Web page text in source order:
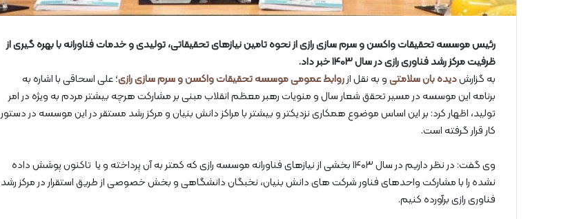
رئیس موسسه تحقیقات واکسن و سرم سازی رازی از نحوه تامین نیازهای تحقیقاتی، تولیدی و خدمات فناورانه با بهره گیری از
ظرفیت مرکز رشد فناوری رازی در سال ۱۴۰۳ خبر داد.
به گزارشدیده بان سلامتیو به نقل ازروابط عمومی موسسه تحقیقات واکسن و سرم سازی رازی؛ علی اسحاقی با اشاره به
برنامه این موسسه در مسیر تحقق شعار سال و منویات رهبر معظم انقلاب مبنی بر مشارکت هرچه بیشتر مردم به ویژه در امر
تولید، اظهار کرد: بر این اساس موضوع همکاری نزدیکتر و بیشتر با مراکز دانش بنیان و مرکز رشد مستقر در این موسسه در دستور
کار قرار گرفته است.
وی گفت: در نظر داریم در سال ۱۴۰۳ بخشی از نیازهای فناورانه موسسه رازی که کمتر به آن پرداخته و یا تاکنون پوشش داده
نشده را با مشارکت واحدهای فناور شرکت های دانش بنیان، نخبگان دانشگاهی و بخش خصوصی از طریق استقرار در مرکز رشد
فناوری رازی برآورده کنیم.